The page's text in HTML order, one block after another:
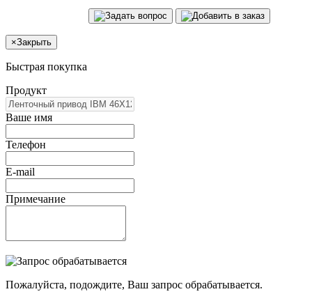
×Закрыть
Быстрая покупка
Продукт
Ваше имя
Телефон
E-mail
Примечание
Пожалуйста, подождите, Ваш запрос обрабатывается.